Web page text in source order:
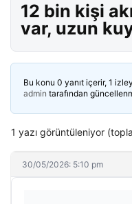
12 bin kişi
var, uzun
Bu konu 0 yanıt içerir, 1
admin tarafından
1 yazı görüntüleniyor
30/05/2026: 5:10 pm